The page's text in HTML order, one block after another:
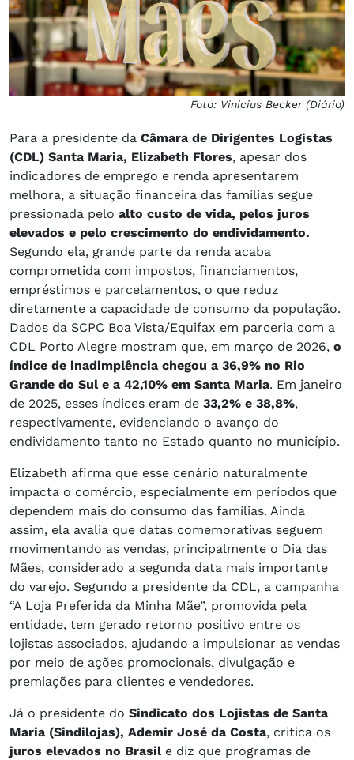
Foto: Vinicius Becker (Diário)
Para a presidente da Câmara de Dirigentes Logistas
(CDL) Santa Maria, Elizabeth Flores, apesar dos
indicadores de emprego e renda apresentarem
melhora, a situação financeira das famílias segue
pressionada pelo alto custo de vida, pelos juros
elevados e pelo crescimento do endividamento.
Segundo ela, grande parte da renda acaba
comprometida com impostos, financiamentos,
empréstimos e parcelamentos, o que reduz
diretamente a capacidade de consumo da população.
Dados da SCPC Boa Vista/Equifax em parceria com a
CDL Porto Alegre mostram que, em março de 2026, o
índice de inadimplência chegou a 36,9% no Rio
Grande do Sul e a 42,10% em Santa Maria. Em janeiro
de 2025, esses índices eram de 33,2% e 38,8%,
respectivamente, evidenciando o avanço do
endividamento tanto no Estado quanto no município.
Elizabeth afirma que esse cenário naturalmente
impacta o comércio, especialmente em períodos que
dependem mais do consumo das famílias. Ainda
assim, ela avalia que datas comemorativas seguem
movimentando as vendas, principalmente o Dia das
Mães, considerado a segunda data mais importante
do varejo. Segundo a presidente da CDL, a campanha
“A Loja Preferida da Minha Mãe”, promovida pela
entidade, tem gerado retorno positivo entre os
lojistas associados, ajudando a impulsionar as vendas
por meio de ações promocionais, divulgação e
premiações para clientes e vendedores.
Já o presidente do Sindicato dos Lojistas de Santa
Maria (Sindilojas), Ademir José da Costa, critica os
juros elevados no Brasile diz que programas de